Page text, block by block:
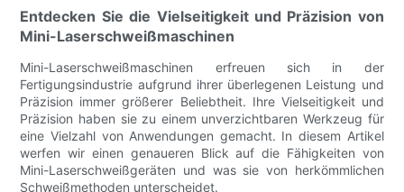
Entdecken Sie die Vielseitigkeit und Präzision von
Mini-Laserschweißmaschinen
Mini-Laserschweißmaschinen erfreuen sich in der
Fertigungsindustrie aufgrund ihrer überlegenen Leistung und
Präzision immer größerer Beliebtheit. Ihre Vielseitigkeit und
Präzision haben sie zu einem unverzichtbaren Werkzeug für
eine Vielzahl von Anwendungen gemacht. In diesem Artikel
werfen wir einen genaueren Blick auf die Fähigkeiten von
Mini-Laserschweißgeräten und was sie von herkömmlichen
Schweißmethoden unterscheidet.